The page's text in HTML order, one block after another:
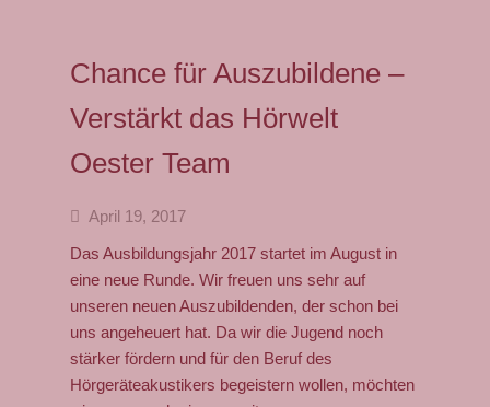
Veranstaltungen
Hörversorgung
Hörvorsorge
Große Hörsystemauswahl
Hörsystemversorgung
Ablauf einer
Hörsystemanpassung
Kinderversorgung (Pädakustik)
Chance für Auszubildene –
Verstärkt das Hörwelt
Oester Team
April 19, 2017
Das Ausbildungsjahr 2017 startet im August in
eine neue Runde. Wir freuen uns sehr auf
unseren neuen Auszubildenden, der schon bei
uns angeheuert hat. Da wir die Jugend noch
stärker fördern und für den Beruf des
Hörgeräteakustikers begeistern wollen, möchten